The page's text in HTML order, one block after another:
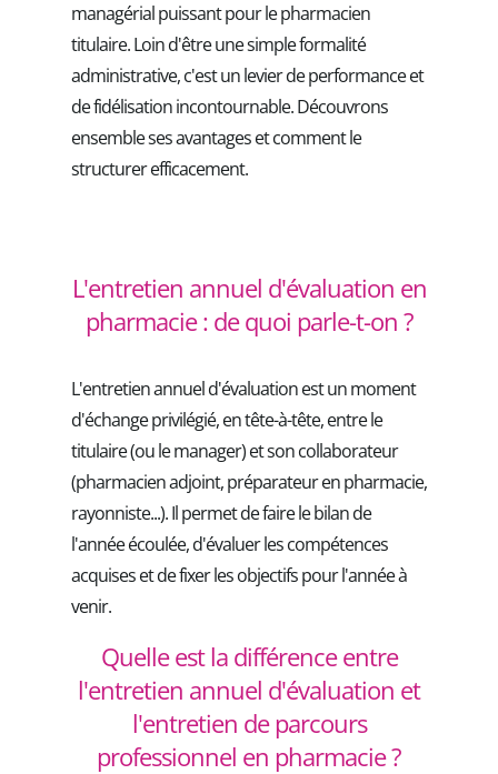
managérial puissant pour le pharmacien
titulaire. Loin d'être une simple formalité
administrative, c'est un levier de performance et
de fidélisation incontournable. Découvrons
ensemble ses avantages et comment le
structurer efficacement.
L'entretien annuel d'évaluation en
pharmacie : de quoi parle-t-on ?
L'entretien annuel d'évaluation est un moment
d'échange privilégié, en tête-à-tête, entre le
titulaire (ou le manager) et son collaborateur
(pharmacien adjoint, préparateur en pharmacie,
rayonniste...). Il permet de faire le bilan de
l'année écoulée, d'évaluer les compétences
acquises et de fixer les objectifs pour l'année à
venir.
Quelle est la différence entre
l'entretien annuel d'évaluation et
l'entretien de parcours
professionnel en pharmacie ?